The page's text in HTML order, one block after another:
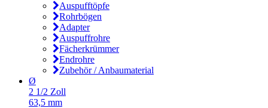
Auspufftöpfe
Rohrbögen
Adapter
Auspuffrohre
Fächerkrümmer
Endrohre
Zubehör / Anbaumaterial
Ø
2 1/2 Zoll
63,5 mm